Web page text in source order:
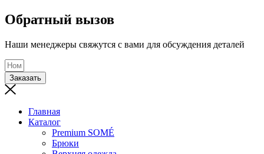
Обратный вызов
Наши менеджеры свяжутся с вами для обсуждения деталей
Заказать
Главная
Каталог
Premium SOMÉ
Брюки